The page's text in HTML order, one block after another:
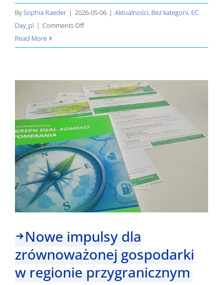
BySophia Raeder | 2026-05-06 | Aktualności, Bez kategorii, EC
Day_pl | Comments Offon
Day
konkurs
na
selfie
#FocusInterreg
Read More
Nowe impulsy dla
zrównoważonej gospodarki
w regionie przygranicznym